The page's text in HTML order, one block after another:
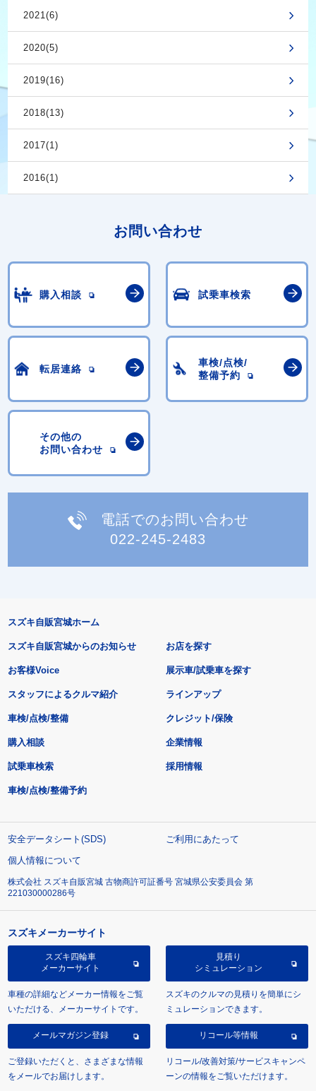
2021(6)
2020(5)
2019(16)
2018(13)
2017(1)
2016(1)
お問い合わせ
購入相談 試乗車検索
転居連絡
車検/点検/
整備予約
その他の
お問い合わせ
電話でのお問い合わせ
022-245-2483
スズキ自販宮城ホーム
スズキ自販宮城からのお知らせ
お客様Voice
スタッフによるクルマ紹介
お店を探す
展示車/試乗車を探す
ラインアップ
車検/点検/整備 クレジット/保険
購入相談
試乗車検索
車検/点検/整備予約
企業情報
採用情報
安全データシート(SDS)
ご利用にあたって
個人情報について
株式会社 スズキ自販宮城 古物商許可証番号 宮城県公安委員会 第
221030000286号
スズキメーカーサイト
スズキ四輪車
メーカーサイト
車種の詳細などメーカー情報をご覧
いただける、メーカーサイトです。
見積り
シミュレーション
スズキのクルマの見積りを簡単にシ
ミュレーションできます。
メールマガジン登録
ご登録いただくと、さまざまな情報
をメールでお届けします。
リコール等情報
リコール/改善対策/サービスキャンペ
ーンの情報をご覧いただけます。